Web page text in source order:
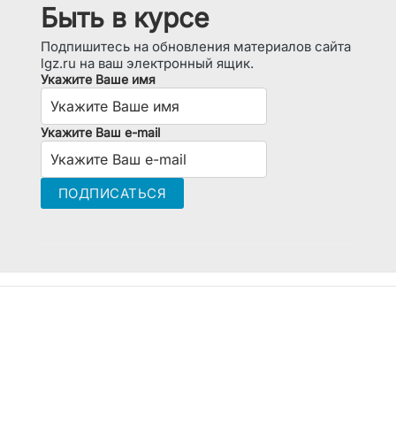
Быть в курсе
Подпишитесь на обновления материалов сайта
lgz.ru на ваш электронный ящик.
Укажите Ваше имя
Укажите Ваш e-mail